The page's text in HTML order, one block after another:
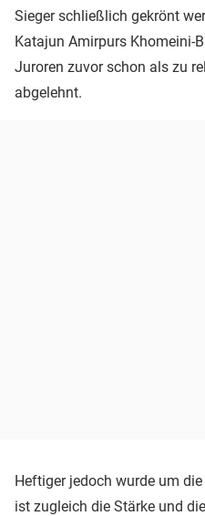
Sieger schließlich gekrönt
Katajun Amirpurs Khomeini-
Juroren zuvor schon als zu
abgelehnt.
Heftiger jedoch wurde um
ist zugleich die Stärke und